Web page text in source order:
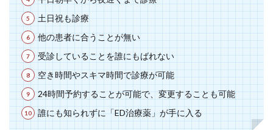
土日祝も診療
他の患者に合うことが無い
受診していることを誰にもばれない
空き時間やスキマ時間で診療が可能
24時間予約することが可能で、変更することも可能
誰にも知られずに「ED治療薬」が手に入る